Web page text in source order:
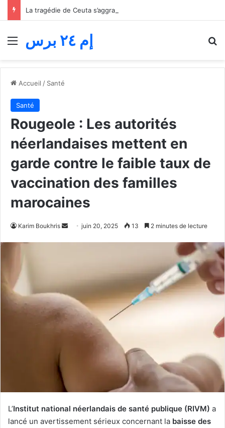
Menu إم ٢٤ برس
Accueil / Santé
Santé
Rougeole : Les autorités
néerlandaises mettent en
garde contre le faible taux de
vaccination des familles
marocaines
Karim Boukhris
Envoyerjuin 20, 2025 13 2 minutes de lecture
L’Institut national néerlandais de santé publique (RIVM) a
lancé un avertissement sérieux concernant la baisse des